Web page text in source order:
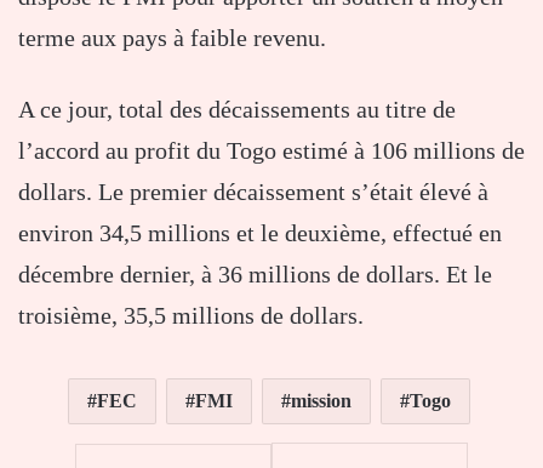
terme aux pays à faible revenu.
A ce jour, total des décaissements au titre de
l’accord au profit du Togo estimé à 106 millions de
dollars. Le premier décaissement s’était élevé à
environ 34,5 millions et le deuxième, effectué en
décembre dernier, à 36 millions de dollars. Et le
troisième, 35,5 millions de dollars.
FEC FMI mission Togo